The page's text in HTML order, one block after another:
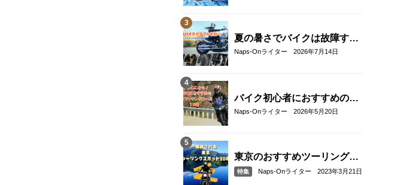
夏の暑さでバイクは故障す
る？起こりやすいトラブルと
Naps-Onライター 2026年7月14日
バイク初心者におすすめの関
東近郊ツーリングコース10選
Naps-Onライター 2026年5月20日
東京のおすすめツーリングス
ポット10選
特集 Naps-Onライター 2023年3月21日